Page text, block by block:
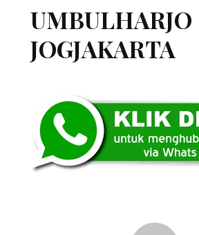
UMBULHARJO
JOGJAKARTA